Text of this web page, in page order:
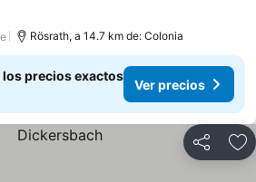
Rösrath, a 14.7 km de: Colonia
los precios exactos
Ver precios
Compartir